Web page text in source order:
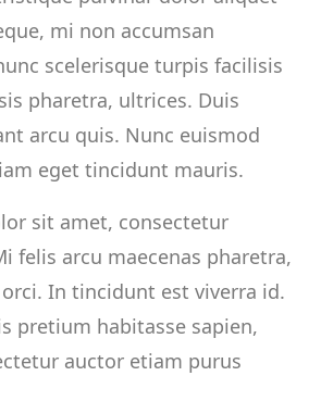
mi non accumsan
scelerisque turpis facilisis
pharetra, ultrices. Duis
arcu quis. Nunc euismod
eget tincidunt mauris.
sit amet, consectetur
felis arcu maecenas pharetra,
In tincidunt est viverra id.
pretium habitasse sapien,
auctor etiam purus